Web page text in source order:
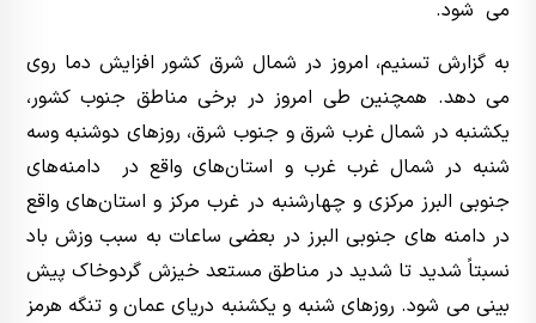
می شود.
به گزارش تسنیم، امروز در شمال شرق کشور افزایش دما روی
می دهد. همچنین طی امروز در برخی مناطق جنوب کشور،
یکشنبه در شمال غرب شرق و جنوب شرق، روزهای دوشنبه وسه
شنبه در شمال غرب غرب و استان‌های واقع در دامنه‌های
جنوبی البرز مرکزی و چهارشنبه در غرب مرکز و استان‌های واقع
در دامنه های جنوبی البرز در بعضی ساعات به سبب وزش باد
نسبتاً شدید تا شدید در مناطق مستعد خیزش گردوخاک پیش
بینی می شود. روزهای شنبه و یکشنبه دریای عمان و تنگه هرمز